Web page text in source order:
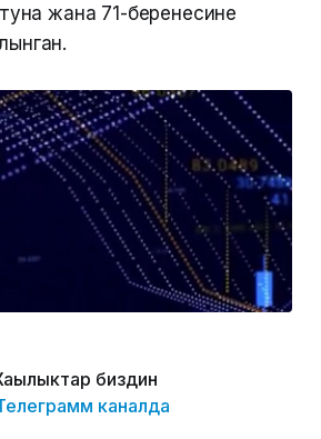
жана 71-беренесине
биздин
каналда